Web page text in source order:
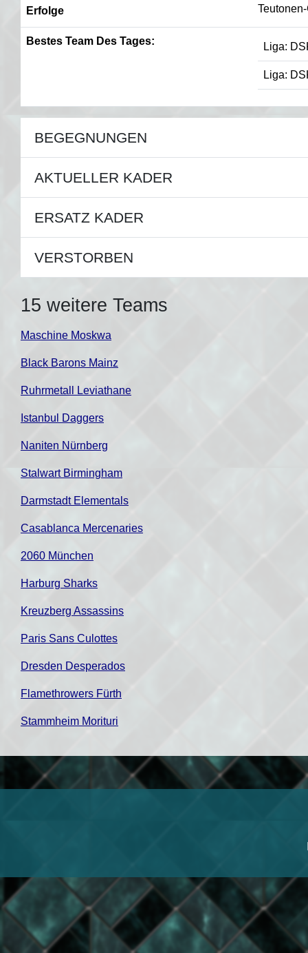
Erfolge
Bestes Team Des Tages: Liga:
Liga:
BEGEGNUNGEN
AKTUELLER KADER
ERSATZ KADER
VERSTORBEN
15 weitere Teams
Maschine Moskwa
Black Barons Mainz
Ruhrmetall Leviathane
Istanbul Daggers
Naniten Nürnberg
Stalwart Birmingham
Darmstadt Elementals
Casablanca Mercenaries
2060 München
Harburg Sharks
Kreuzberg Assassins
Paris Sans Culottes
Dresden Desperados
Flamethrowers Fürth
Stammheim Morituri